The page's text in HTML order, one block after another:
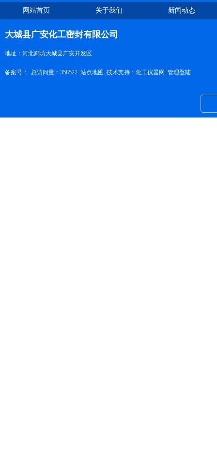
网站首页 关于我们 新闻动态
大城县广安化工密封有限公司
地址：河北廊坊大城县广安开发区
备案号： 总访问量：358522 站点地图 技术支持： 化工仪器网 管理登陆